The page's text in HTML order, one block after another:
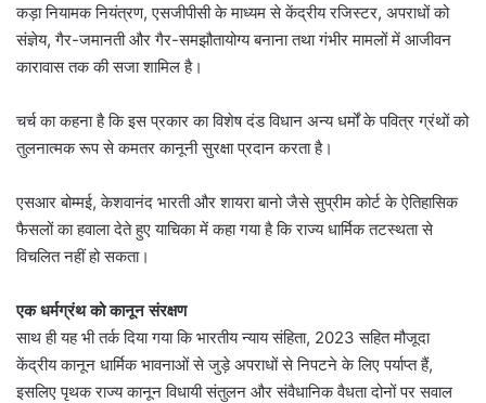
कड़ा नियामक नियंत्रण, एसजीपीसी के माध्यम से केंद्रीय रजिस्टर, अपराधों को
संज्ञेय, गैर-जमानती और गैर-समझौतायोग्य बनाना तथा गंभीर मामलों में आजीवन
कारावास तक की सजा शामिल है।
चर्च का कहना है कि इस प्रकार का विशेष दंड विधान अन्य धर्मों के पवित्र ग्रंथों को
तुलनात्मक रूप से कमतर कानूनी सुरक्षा प्रदान करता है।
एसआर बोम्मई, केशवानंद भारती और शायरा बानो जैसे सुप्रीम कोर्ट के ऐतिहासिक
फैसलों का हवाला देते हुए याचिका में कहा गया है कि राज्य धार्मिक तटस्थता से
विचलित नहीं हो सकता।
एक धर्मग्रंथ को कानून संरक्षण
साथ ही यह भी तर्क दिया गया कि भारतीय न्याय संहिता, 2023 सहित मौजूदा
केंद्रीय कानून धार्मिक भावनाओं से जुड़े अपराधों से निपटने के लिए पर्याप्त हैं,
इसलिए पृथक राज्य कानून विधायी संतुलन और संवैधानिक वैधता दोनों पर सवाल